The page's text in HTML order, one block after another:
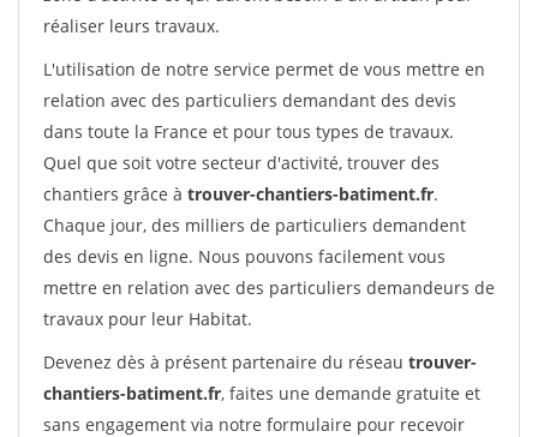
réaliser leurs travaux.
L'utilisation de notre service permet de vous mettre en
relation avec des particuliers demandant des devis
dans toute la France et pour tous types de travaux.
Quel que soit votre secteur d'activité, trouver des
chantiers grâce à trouver-chantiers-batiment.fr.
Chaque jour, des milliers de particuliers demandent
des devis en ligne. Nous pouvons facilement vous
mettre en relation avec des particuliers demandeurs de
travaux pour leur Habitat.
Devenez dès à présent partenaire du réseau trouver-
chantiers-batiment.fr, faites une demande gratuite et
sans engagement via notre formulaire pour recevoir